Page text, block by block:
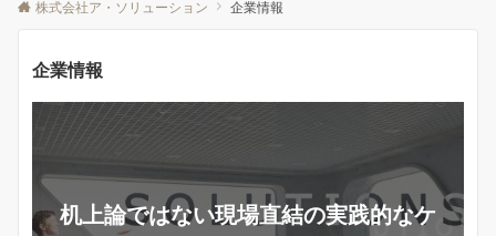
株式会社ア・ソリューション 企業情報
企業情報
机上論ではない現場直結の実践的なケ